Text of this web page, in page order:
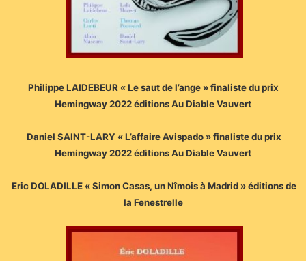
Philippe LAIDEBEUR « Le saut de l’ange » finaliste du prix
Hemingway 2022 éditions Au Diable Vauvert
Daniel SAINT-LARY « L’affaire Avispado » finaliste du prix
Hemingway 2022 éditions Au Diable Vauvert
Eric DOLADILLE « Simon Casas, un Nîmois à Madrid » éditions de
la Fenestrelle